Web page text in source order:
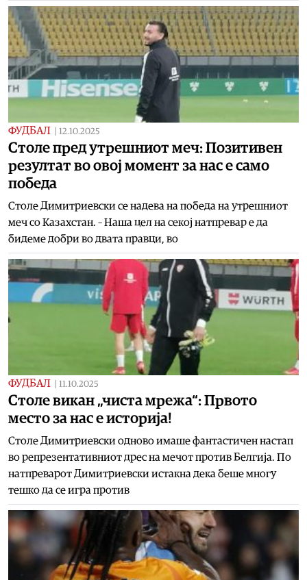
ФУДБАЛ 12.10.2025
Столе пред утрешниот меч: Позитивен
резултат во овој момент за нас е само
победа
Столе Димитриевски се надева на победа на утрешниот
меч со Казахстан. – Наша цел на секој натпревар е да
бидеме добри во двата правци, во
ФУДБАЛ 11.10.2025
Столе викан „чиста мрежа“: Првото
место за нас е историја!
Столе Димитриевски одново имаше фантастичен настап
во репрезентативниот дрес на мечот против Белгија. По
натпреварот Димитриевски истакна дека беше многу
тешко да се игра против